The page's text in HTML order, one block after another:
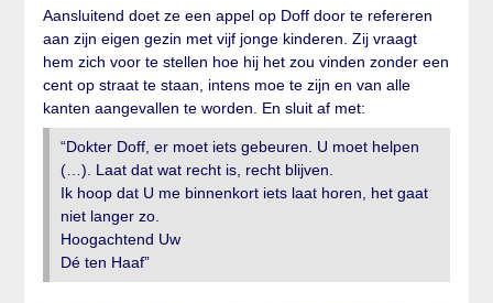
Aansluitend doet ze een appel op Doff door te refereren
aan zijn eigen gezin met vijf jonge kinderen. Zij vraagt
hem zich voor te stellen hoe hij het zou vinden zonder een
cent op straat te staan, intens moe te zijn en van alle
kanten aangevallen te worden. En sluit af met:
“Dokter Doff, er moet iets gebeuren. U moet helpen
(…). Laat dat wat recht is, recht blijven.
Ik hoop dat U me binnenkort iets laat horen, het gaat
niet langer zo.
Hoogachtend Uw
Dé ten Haaf”